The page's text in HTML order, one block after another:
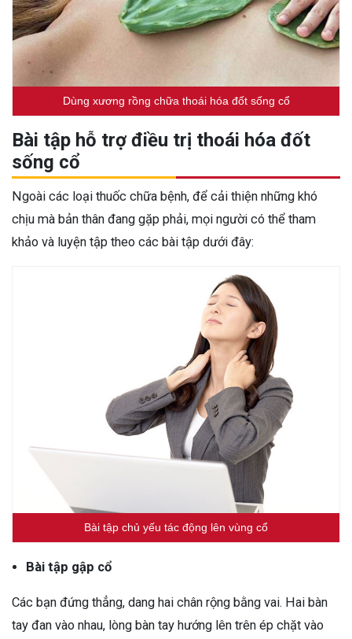
Dùng xương rồng chữa thoái hóa đốt sống cổ
Bài tập hỗ trợ điều trị thoái hóa đốt
sống cổ
Ngoài các loại thuốc chữa bệnh, để cải thiện những khó
chịu mà bản thân đang gặp phải, mọi người có thể tham
khảo và luyện tập theo các bài tập dưới đây:
Bài tập chủ yếu tác động lên vùng cổ
Bài tập gập cổ
Các bạn đứng thẳng, dang hai chân rộng bằng vai. Hai bàn
tay đan vào nhau, lòng bàn tay hướng lên trên ép chặt vào